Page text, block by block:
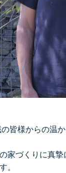
皆様からの温
家づくりに真
。